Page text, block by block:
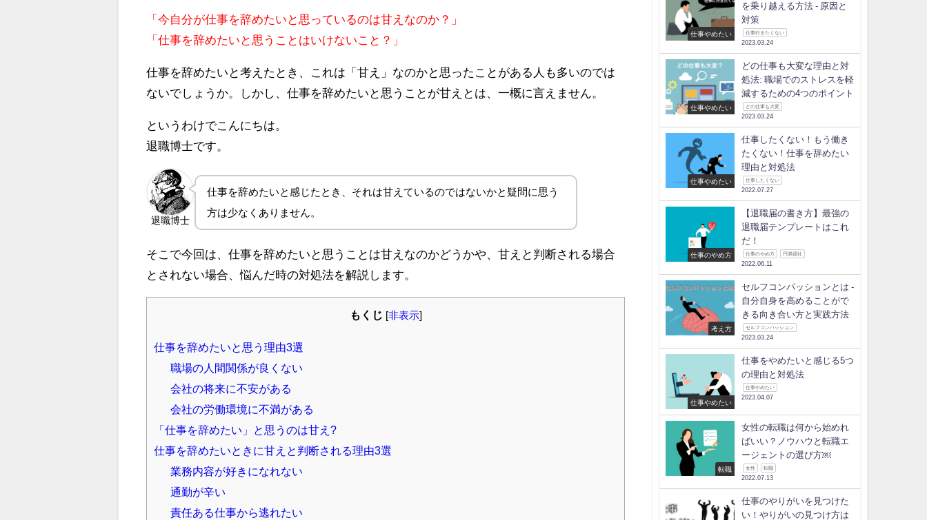
「今自分が仕事を辞めたいと思っているのは甘えなのか？」
「仕事を辞めたいと思うことはいけないこと？」
仕事を辞めたいと考えたとき、これは「甘え」なのかと思ったことがある人も多いのでは
ないでしょうか。しかし、仕事を辞めたいと思うことが甘えとは、一概に言えません。
というわけでこんにちは。
退職博士です。
退職博士
仕事を辞めたいと感じたとき、それは甘えているのではないかと疑問に思う
方は少なくありません。
そこで今回は、仕事を辞めたいと思うことは甘えなのかどうかや、甘えと判断される場合
とされない場合、悩んだ時の対処法を解説します。
もくじ 非表示]
仕事を辞めたいと思う理由3選
職場の人間関係が良くない
会社の将来に不安がある
会社の労働環境に不満がある
「仕事を辞めたい」と思うのは甘え?
仕事を辞めたいときに甘えと判断される理由3選
業務内容が好きになれない
通勤が辛い
責任ある仕事から逃れたい
仕事やめたい
を乗り越える方法 - 原因と
対策
仕事行きたくない
2023.03.24
仕事やめたい
どの仕事も大変な理由と対
処法: 職場でのストレスを軽
減するための4つのポイント
どの仕事も大変
2023.03.24
仕事やめたい
仕事したくない！もう働き
たくない！仕事を辞めたい
理由と対処法
仕事したくない
2022.07.27
仕事のやめ方
【退職届の書き方】最強の
退職届テンプレートはこれ
だ！
仕事のやめ方 円満退社
2022.06.11
考え方
セルフコンパッションとは -
自分自身を高めることがで
きる向き合い方と実践方法
セルフコンパッション
2023.03.24
仕事やめたい
仕事をやめたいと感じる5つ
の理由と対処法
仕事やめたい
2023.04.07
転職
女性の転職は何から始めれ
ばいい？ノウハウと転職エ
ージェントの選び方￼
女性 転職
2022.07.13
仕事のやりがいを見つけた
い！やりがいの見つけ方は